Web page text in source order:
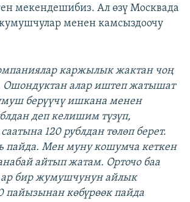
мекендешибиз. Ал өзү Москвада
менен камсыздоочу
каржылык жактан чоң
Ошондуктан алар иштеп жатышат
берүүчү ишкана менен
деп келишим түзүп,
120 рублдан төлөп берет.
пайда. Мен муну кошумча кеткен
айтып жатам. Орточо баа
ар бир жумушчунун айлык
көбүрөөк пайда